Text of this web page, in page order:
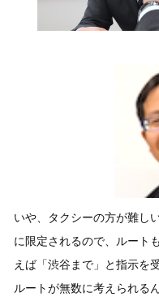
いや、タクシーの方が難し
に限定されるので、ルート
えば「渋谷まで」と指示を
ルートが無数に考えられる